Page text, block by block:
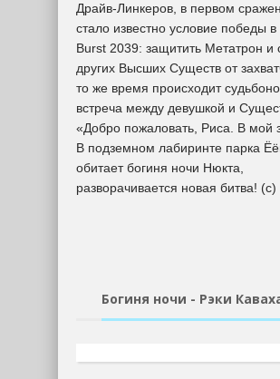
Драйв-Линкеров, в первом
стало известно условие победы в
Burst 2039: защитить Метатрон и
других Высших Существ от
то же время происходит
встреча между девушкой и
«Добро пожаловать, Риса. В мой
В подземном лабиринте парка
обитает богиня ночи Нюкта,
разворачивается новая битва! (с)
Богиня ночи - Рэки